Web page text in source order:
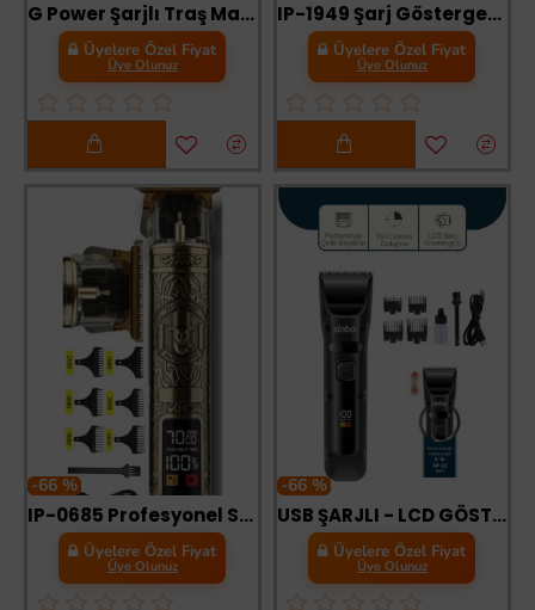
G Power Şarjlı Traş Makinesi Sakal Ense Vucüt Kılı Tıraş Makinası
Üyelere Özel Fiyat
Üye Olunuz
IP-1949 Şarj Göstergeli Sakal Lazer Öncesi Vücut Ense Çizim Kişisel Bakım Aletleri Sıfıra Yakın Tıraş
Üyelere Özel Fiyat
Üye Olunuz
-66 %
IP-0685 Profesyonel Saç Sakal Ense Vücut Lazer Öncesi Kuaförlere Özel Tıraş Makinesi Demir Kasa
Üyelere Özel Fiyat
Üye Olunuz
-66 %
USB ŞARJLI - LCD GÖSTERGELİ SAÇ - SAKAL KESME TRAŞ MAKİNESİ SHC-1911
Üyelere Özel Fiyat
Üye Olunuz